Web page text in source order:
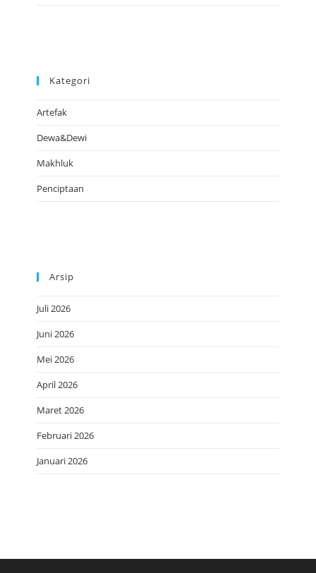
Kategori
Artefak
Dewa&Dewi
Makhluk
Penciptaan
Arsip
Juli 2026
Juni 2026
Mei 2026
April 2026
Maret 2026
Februari 2026
Januari 2026